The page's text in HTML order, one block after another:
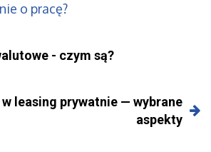
o pracę?
- czym są?
leasing prywatnie — wybrane
aspekty